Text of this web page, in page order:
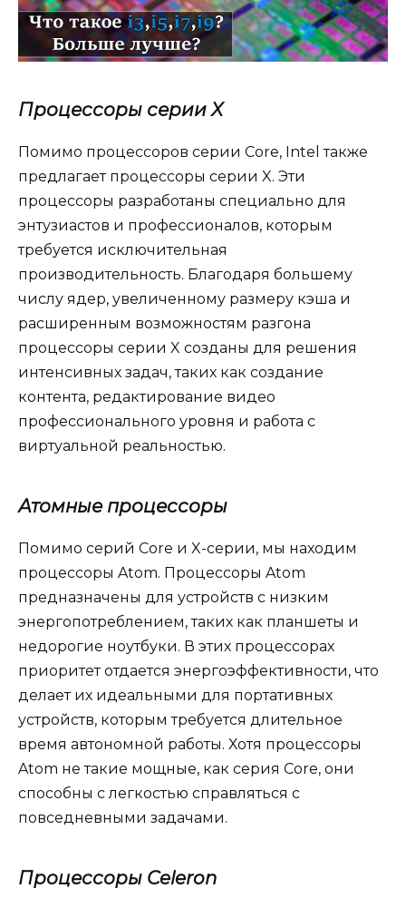
Процессоры серии X
Помимо процессоров серии Core, Intel также
предлагает процессоры серии X. Эти
процессоры разработаны специально для
энтузиастов и профессионалов, которым
требуется исключительная
производительность. Благодаря большему
числу ядер, увеличенному размеру кэша и
расширенным возможностям разгона
процессоры серии X созданы для решения
интенсивных задач, таких как создание
контента, редактирование видео
профессионального уровня и работа с
виртуальной реальностью.
Атомные процессоры
Помимо серий Core и X-серии, мы находим
процессоры Atom. Процессоры Atom
предназначены для устройств с низким
энергопотреблением, таких как планшеты и
недорогие ноутбуки. В этих процессорах
приоритет отдается энергоэффективности, что
делает их идеальными для портативных
устройств, которым требуется длительное
время автономной работы. Хотя процессоры
Atom не такие мощные, как серия Core, они
способны с легкостью справляться с
повседневными задачами.
Процессоры Celeron